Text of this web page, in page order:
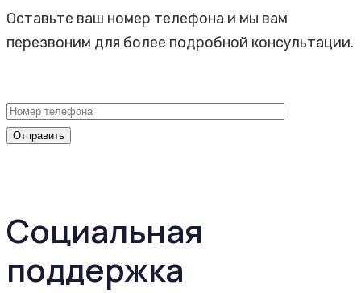
Оставьте ваш номер телефона и мы вам
перезвоним для более подробной консультации.
Социальная
поддержка